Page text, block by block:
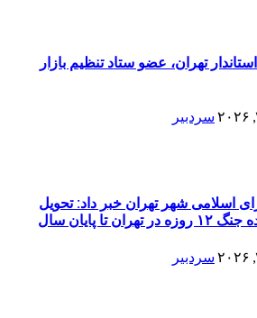
تهران، عضو ستاد تنظیم بازار
سردبیر
اسلامی شهر تهران خبر داد: تحویل
پایان سال
سردبیر